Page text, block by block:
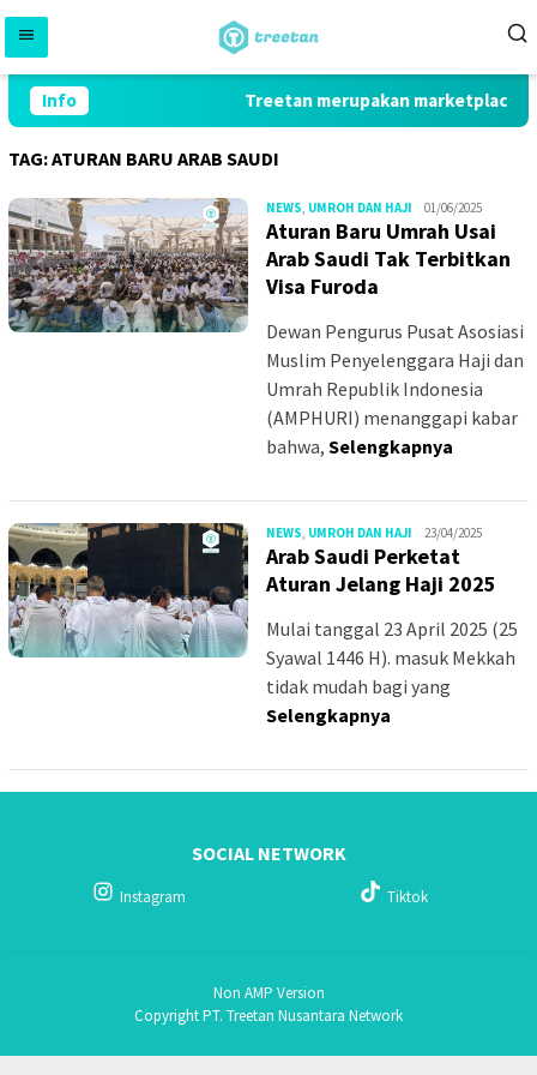
Skip
content
Info Treetan merupakan marketplace
TAG:ATURAN BARU ARAB SAUDI
NEWS, UMROH DAN HAJI MS_W
01/06/2025
Aturan Baru Umrah Usai
Arab Saudi Tak Terbitkan
Visa Furoda
Dewan Pengurus Pusat Asosiasi
Muslim Penyelenggara Haji dan
Umrah Republik Indonesia
(AMPHURI) menanggapi kabar
bahwa, Selengkapnya
NEWS, UMROH DAN HAJI MS_W
23/04/2025
Arab Saudi Perketat
Aturan Jelang Haji 2025
Mulai tanggal 23 April 2025 (25
Syawal 1446 H). masuk Mekkah
tidak mudah bagi yang
Selengkapnya
SOCIAL NETWORK
Instagram Tiktok
Non AMP Version
Copyright PT. Treetan Nusantara Network